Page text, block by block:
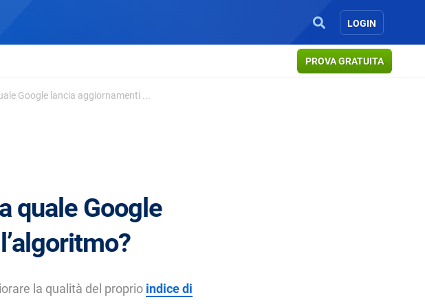
LOGIN
PROVA GRATUITA
Google lancia aggiornamenti ...
quale Google
la qualità del proprio indice di